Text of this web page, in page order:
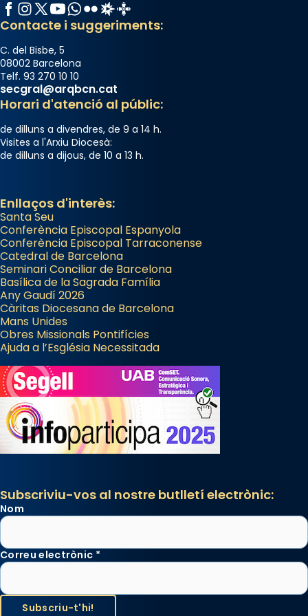
Facebook
Instagram
X / Twitter
YouTube
WhatsApp
FlickrRadio Estel
Catalunya Cristiana
Contacte i suggeriments:
C. del Bisbe, 5
08002 Barcelona
Telf. 93 270 10 10
secgral@arqbcn.cat
Horari d'atenció al públic:
de dilluns a divendres, de 9 a 14 h.
Visites a l'Arxiu Diocesà:
de dilluns a dijous, de 10 a 13 h.
Enllaços d'interès:
Santa Seu
Conferència Episcopal Espanyola
Conferència Episcopal Tarraconense
Catedral de Barcelona
Seminari Conciliar de Barcelona
Basílica de la Sagrada Família
Any Gaudí 2026
Càritas Diocesana de Barcelona
Mans Unides
Obres Missionals Pontifícies
Ajuda a l’Església Necessitada
Subscriviu-vos al nostre butlletí electrònic:
Nom
Correu electrònic *